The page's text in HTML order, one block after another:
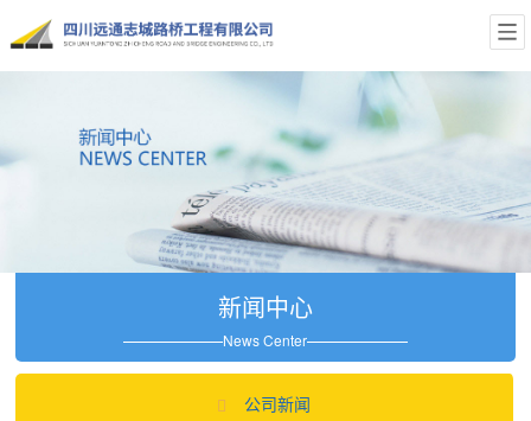
新闻中心
News Center
公司新闻